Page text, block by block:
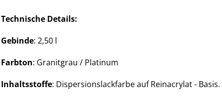
Technische Details:
Gebinde: 2,50 l
Farbton: Granitgrau / Platinum
Inhaltsstoffe: Dispersionslackfarbe auf Reinacrylat - Basis.